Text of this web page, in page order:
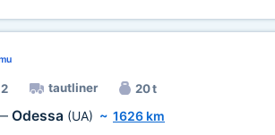
tautliner 20 t
Odessa (UA) ~ 1626 km